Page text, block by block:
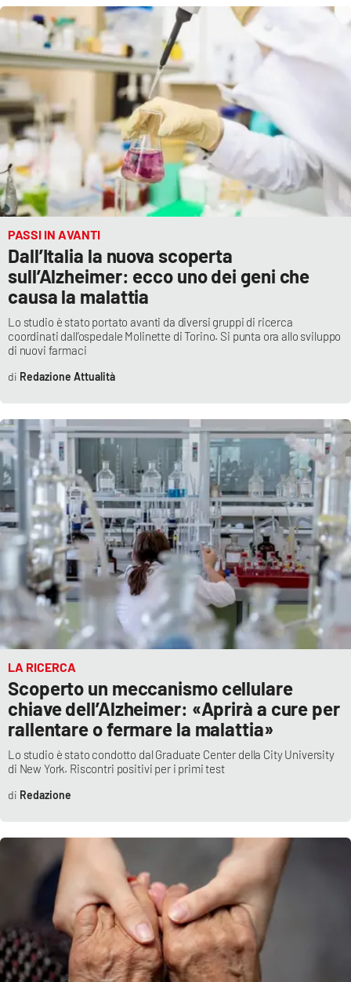
PASSI IN AVANTI
Dall’Italia la nuova scoperta
sull’Alzheimer: ecco uno dei geni che
causa la malattia
Lo studio è stato portato avanti da diversi gruppi di ricerca
coordinati dall’ospedale Molinette di Torino. Si punta ora allo sviluppo
di nuovi farmaci
Redazione Attualità
LA RICERCA
Scoperto un meccanismo cellulare
chiave dell’Alzheimer: «Aprirà a cure per
rallentare o fermare la malattia»
Lo studio è stato condotto dal Graduate Center della City University
di New York. Riscontri positivi per i primi test
Redazione